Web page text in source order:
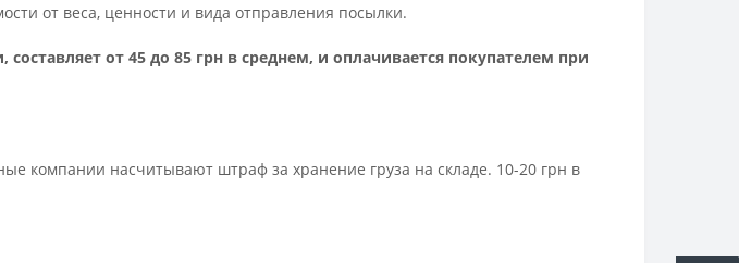
от веса, ценности и вида отправления посылки.
от 45 до 85 грн в среднем, и оплачивается покупателем при
компании насчитывают штраф за хранение груза на складе. 10-20 грн в